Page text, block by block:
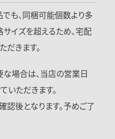
も、同梱可能個数より多
イズを超えるため、宅配
きます。
場合は、当店の営業日
いただきます。
認後となります。予めご了